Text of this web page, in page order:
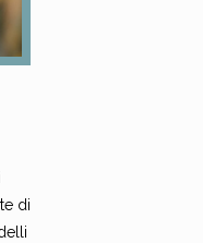
di